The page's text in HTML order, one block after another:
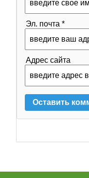
Эл. почта *
Адрес сайта